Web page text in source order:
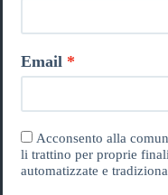
Email
Acconsento alla
li trattino per proprie
automatizzate e